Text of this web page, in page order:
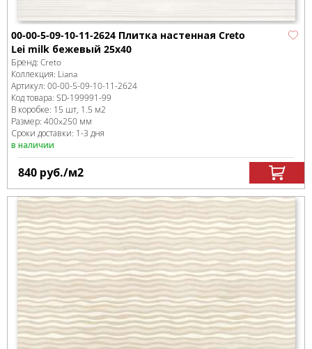
00-00-5-09-10-11-2624 Плитка настенная Creto
Lei milk бежевый 25х40
Бренд: Creto
Коллекция: Liana
Артикул: 00-00-5-09-10-11-2624
Код товара: SD-199991-99
В коробке: 15 шт, 1.5 м2
Размер: 400x250 мм
Сроки доставки: 1-3 дня
в наличии
840 руб./м2